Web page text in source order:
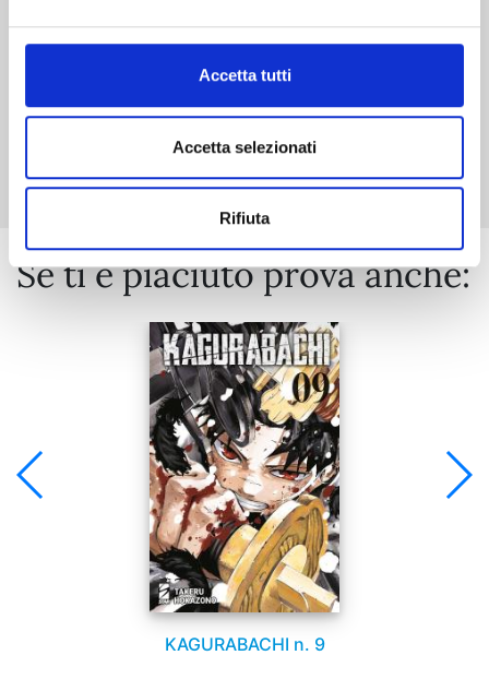
Accetta tutti
Accetta selezionati
Rifiuta
Mostra tutto
Se ti è piaciuto prova anche:
KAGURABACHI n. 9